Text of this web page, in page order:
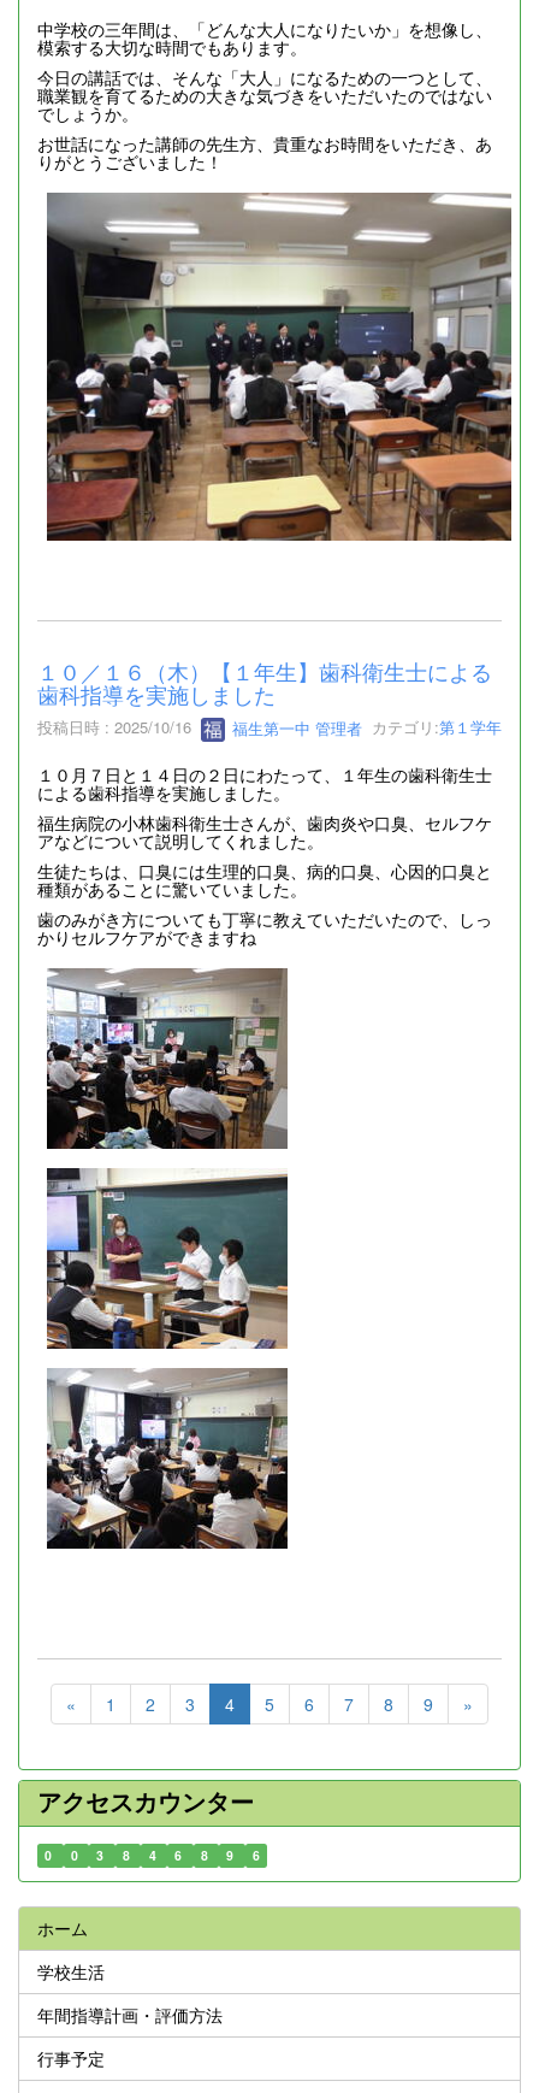
中学校の三年間は、「どんな大人になりたいか」を想像し、
模索する大切な時間でもあります。
今日の講話では、そんな「大人」になるための一つとして、
職業観を育てるための大きな気づきをいただいたのではない
でしょうか。
お世話になった講師の先生方、貴重なお時間をいただき、あ
りがとうございました！
１０／１６（木）【１年生】歯科衛生士による
歯科指導を実施しました
投稿日時 : 2025/10/16 福生第一中 管理者 カテゴリ:第１学年
１０月７日と１４日の２日にわたって、１年生の歯科衛生士
による歯科指導を実施しました。
福生病院の小林歯科衛生士さんが、歯肉炎や口臭、セルフケ
アなどについて説明してくれました。
生徒たちは、口臭には生理的口臭、病的口臭、心因的口臭と
種類があることに驚いていました。
歯のみがき方についても丁寧に教えていただいたので、しっ
かりセルフケアができますね
« 1 2 3 4 5 6 7 8 9 »
アクセスカウンター
0 0 3 8 4 6 8 9 6
ホーム
学校生活
年間指導計画・評価方法
行事予定